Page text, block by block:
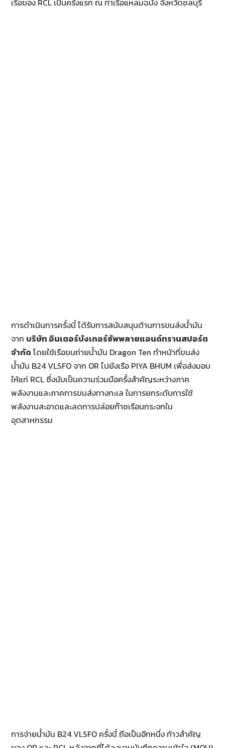
การดำเนินการครั้งนี้ ได้รับการสนับสนุนด้านการขนส่งน้ำมัน
จาก บริษัท อินเตอร์บังเกอร์ซัพพลายแอนด์ทรานสปอร์ต
จำกัด โดยใช้เรือขนถ่ายน้ำมัน Dragon Ten ทำหน้าที่ขนส่ง
น้ำมัน B24 VLSFO จาก OR ไปยังเรือ PIYA BHUM เพื่อส่งมอบ
ให้แก่ RCL ซึ่งนับเป็นความร่วมมือครั้งสำคัญระหว่างภาค
พลังงานและภาคการขนส่งทางทะเล ในการยกระดับการใช้
พลังงานสะอาดและลดการปล่อยก๊าซเรือนกระจกใน
อุตสาหกรรม
การจ่ายน้ำมัน B24 VLSFO ครั้งนี้ ถือเป็นอีกหนึ่ง ก้าวสำคัญ